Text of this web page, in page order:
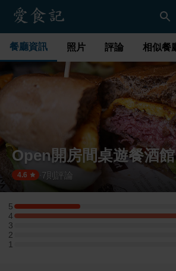
餐廳資訊 照片 評論 相似餐
Open開房間桌遊餐酒館
4.6 7 則評論
5
5 星：1 則評論
4
4 星：3 則評論
3
3 星：0 則評論
2
2 星：0 則評論
1
1 星：0 則評論